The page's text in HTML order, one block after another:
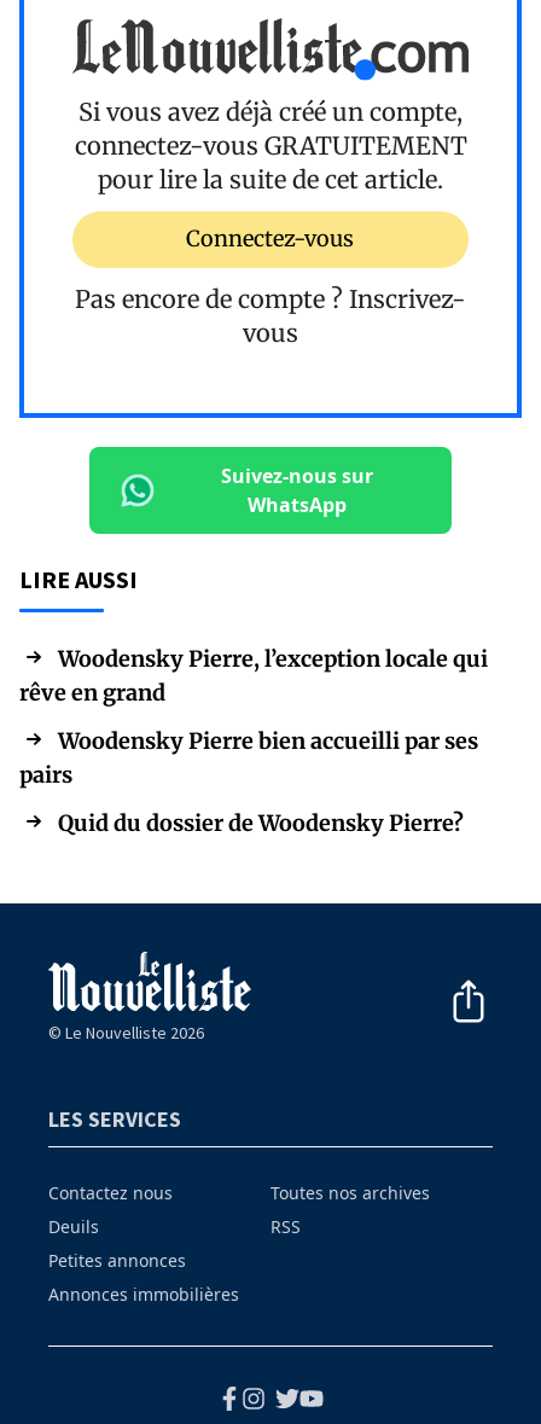
Si vous avez déjà créé un compte,
connectez-vous GRATUITEMENT
pour lire la suite de cet article.
Connectez-vous
Pas encore de compte ? Inscrivez-
vous
Suivez-nous sur
WhatsApp
LIRE AUSSI
Woodensky Pierre, l’exception locale qui
rêve en grand
Woodensky Pierre bien accueilli par ses
pairs
Quid du dossier de Woodensky Pierre?
© Le Nouvelliste 2026
LES SERVICES
Contactez nous
Deuils
Petites annonces
Annonces immobilières
Toutes nos archives
RSS